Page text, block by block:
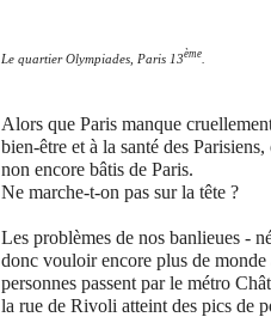
Le quartier Olympiades, Paris 13ème
Alors que Paris manque
bien-être et à la santé des
non encore bâtis de Paris.
Ne marche-t-on pas sur la tête ?
Les problèmes de nos banlieues -
donc vouloir encore plus de
personnes passent par le métro
la rue de Rivoli atteint des pics de